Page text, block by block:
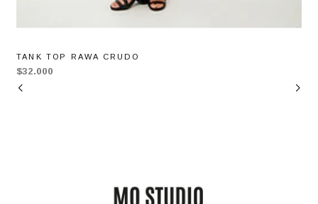
TANK TOP RAWA CRUDO
$32.000